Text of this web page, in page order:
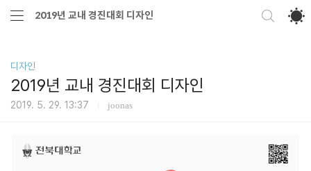
2019년 교내 경진대회 디자인
디자인
2019년 교내 경진대회 디자인
2019. 5. 29. 13:37 joonas